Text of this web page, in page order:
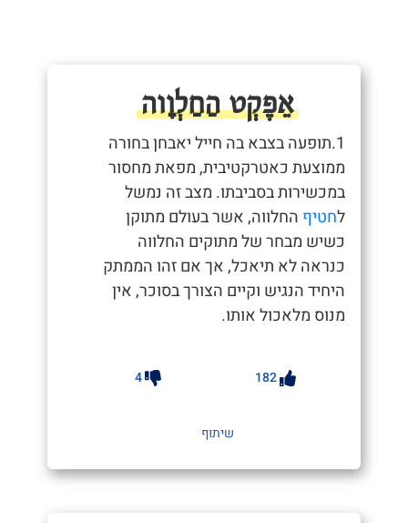
אֵפֶקְט הַחַלְוָוה
1.תופעה בצבא בה חייל יאבחן בחורה
ממוצעת כאטרקטיבית, מפאת מחסור
במכשירות בסביבתו. מצב זה נמשל
לחטיף החלווה, אשר בעולם מתוקן
כשיש מבחר של מתוקים החלווה
כנראה לא תיאכל, אך אם זהו הממתק
היחיד הנגיש וקיים הצורך בסוכר, אין
מנוס מלאכול אותו.
182
4
שיתוף